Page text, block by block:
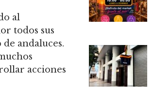
al
todos sus
andaluces.
acciones